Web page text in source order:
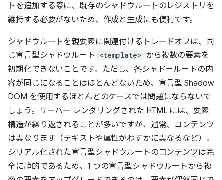
トを追加する際に、既存のシャドウルートのレジストリを
維持する必要がないため、作成と生成にも便利です。
シャドウルートを親要素に関連付けるトレードオフは、同
じ宣言型シャドウルート <template> から複数の要素を
初期化できないことです。ただし、各シャドールートの内
容が同じになることはほとんどないため、宣言型 Shadow
DOM を使用するほとんどのケースでは問題にならないで
しょう。サーバー レンダリングされた HTML には、要素
構造が繰り返されることが多いですが、通常、コンテンツ
は異なります（テキストや属性がわずかに異なるなど）。
シリアル化された宣言型シャドウルートのコンテンツは完
全に静的であるため、1 つの宣言型シャドウルートから複